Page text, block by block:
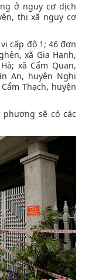
ở nguy cơ dịch
thị xã nguy cơ
cấp độ 1; 46 đơn
xã Gia Hanh,
xã Cẩm Quan,
An, huyện Nghi
Thạch, huyện
sẽ có các